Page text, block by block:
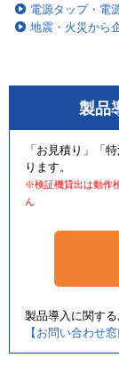
電源タップ・電
地震・火災から
製品
「お見積り」「
ります。
※検証機貸出は動作
ん
製品導入に関す
【お問い合わせ窓